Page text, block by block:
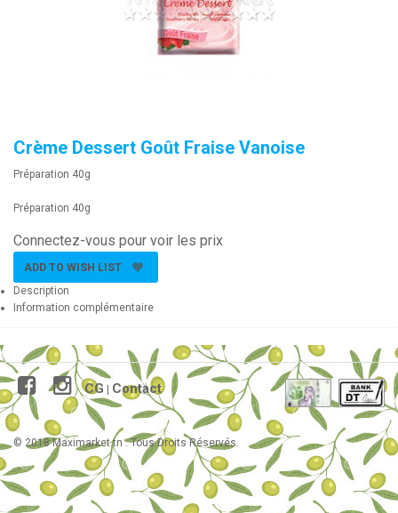
Crème Dessert Goût Fraise Vanoise
Préparation 40g
Préparation 40g
Connectez-vous pour voir les prix
ADD TO WISH LIST
Description
Information complémentaire
CG Contact
© 2018 Maximarket.tn . Tous Droits Réservés.